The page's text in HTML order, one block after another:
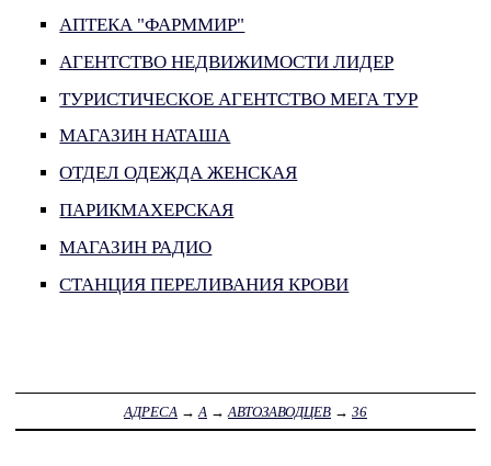
АПТЕКА "ФАРММИР"
АГЕНТСТВО НЕДВИЖИМОСТИ ЛИДЕР
ТУРИСТИЧЕСКОЕ АГЕНТСТВО МЕГА ТУР
МАГАЗИН НАТАША
ОТДЕЛ ОДЕЖДА ЖЕНСКАЯ
ПАРИКМАХЕРСКАЯ
МАГАЗИН РАДИО
СТАНЦИЯ ПЕРЕЛИВАНИЯ КРОВИ
АДРЕСА → А → АВТОЗАВОДЦЕВ → 36